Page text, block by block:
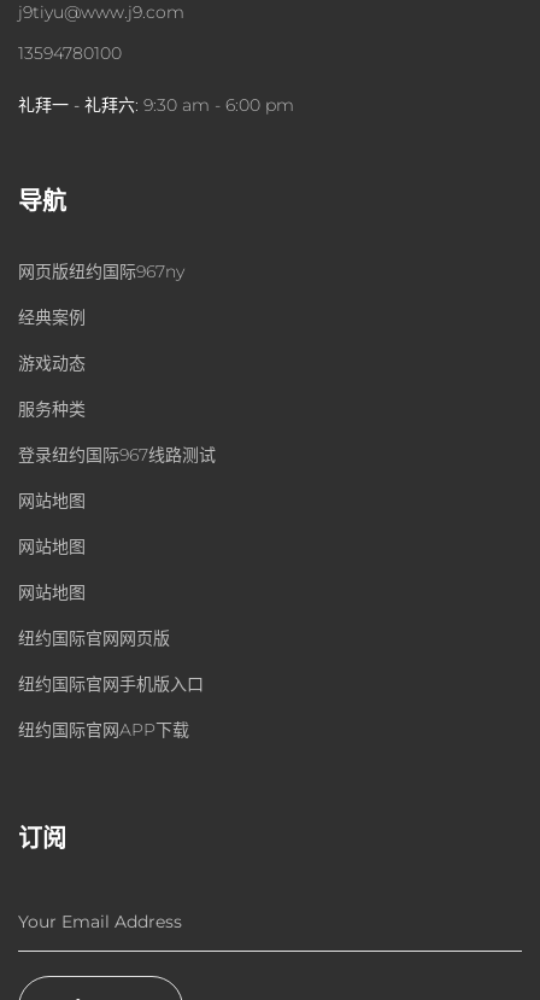
j9tiyu@www.j9.com
13594780100
礼拜一 - 礼拜六: 9:30 am - 6:00 pm
导航
网页版纽约国际967ny
经典案例
游戏动态
服务种类
登录纽约国际967线路测试
网站地图
网站地图
网站地图
纽约国际官网网页版
纽约国际官网手机版入口
纽约国际官网APP下载
订阅
Your Email Address